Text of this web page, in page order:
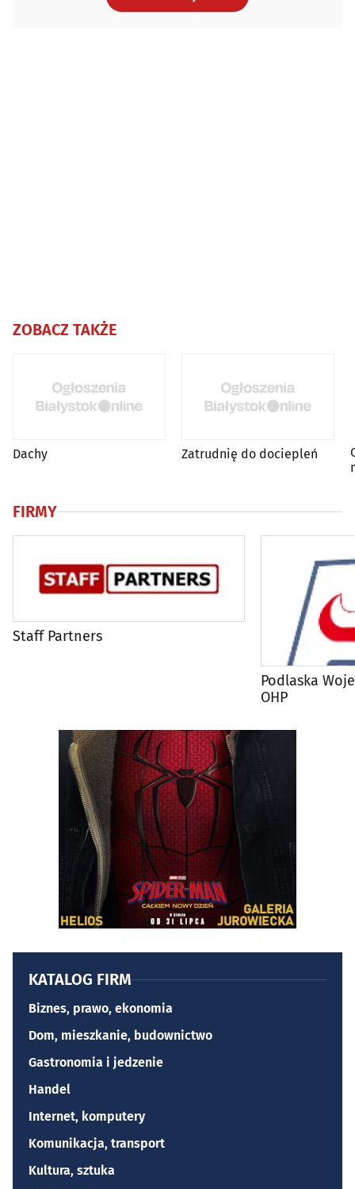
ZOBACZ TAKŻE
Dachy Zatrudnię do dociepleń
FIRMY
Staff Partners
Podlaska
OHP
KATALOG FIRM
Biznes, prawo, ekonomia
Dom, mieszkanie, budownictwo
Gastronomia i jedzenie
Handel
Internet, komputery
Komunikacja, transport
Kultura, sztuka